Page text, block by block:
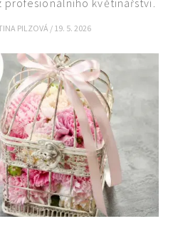
profesionálního květinářství.
PILZOVÁ / 19. 5. 2026